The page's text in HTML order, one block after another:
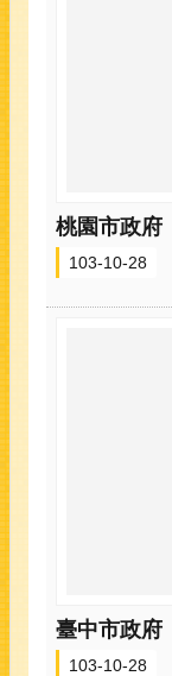
桃園市政府
103-10-28
臺中市政府
103-10-28